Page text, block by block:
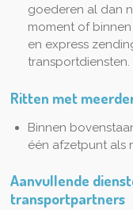
goederen al dan
moment of
en express
transportdiensten.
Ritten met
Binnen
één afzetpunt als
Aanvullende
transportpartners